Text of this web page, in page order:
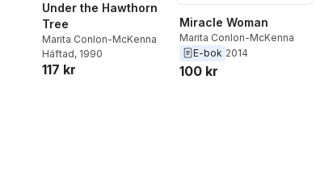
Under the Hawthorn
Tree
Marita Conlon-McKenna
Häftad, 1990
117 kr
Miracle Woman
Marita Conlon-McKenna
E-bok 2014
100 kr